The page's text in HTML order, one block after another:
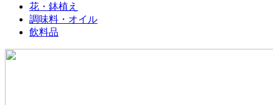
花・鉢植え
調味料・オイル
飲料品